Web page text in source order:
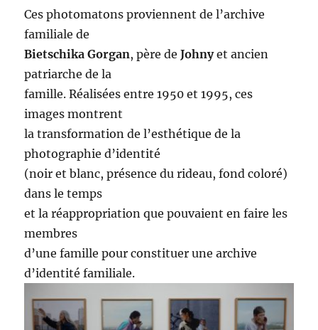
Ces photomatons proviennent de l’archive
familiale de
Bietschika Gorgan, père de Johnyet ancien
patriarche de la
famille. Réalisées entre 1950 et 1995, ces
images montrent
la transformation de l’esthétique de la
photographie d’identité
(noir et blanc, présence du rideau, fond coloré)
dans le temps
et la réappropriation que pouvaient en faire les
membres
d’une famille pour constituer une archive
d’identité familiale.